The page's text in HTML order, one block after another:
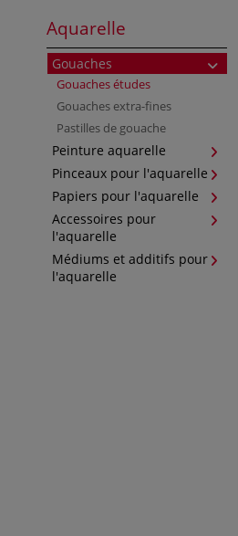
Aquarelle
Gouaches
Gouaches études
Gouaches extra-fines
Pastilles de gouache
Peinture aquarelle
Pinceaux pour l'aquarelle
Papiers pour l'aquarelle
Accessoires pour
l'aquarelle
Médiums et additifs pour
l'aquarelle